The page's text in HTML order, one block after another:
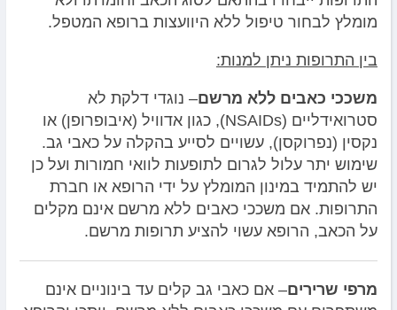
מומלץ לבחור טיפול ללא היוועצות ברופא המטפל.
בין התרופות ניתן למנות:
משככי כאבים ללא מרשם– נוגדי דלקת לא
סטרואידליים (NSAIDs), כגון אדוויל (איבופרופן) או
נקסין (נפרוקסן), עשויים לסייע בהקלה על כאבי גב.
שימוש יתר עלול לגרום לתופעות לוואי חמורות ועל כן
יש להתמיד במינון המומלץ על ידי הרופא או חברת
התרופות. אם משככי כאבים ללא מרשם אינם מקלים
על הכאב, הרופא עשוי להציע תרופות מרשם.
מרפי שרירים– אם כאבי גב קלים עד בינוניים אינם